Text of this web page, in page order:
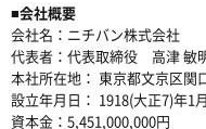
■会社概要
会社名：ニチバン株式会社
代表者：代表取締役 高津 敏
本社所在地： 東京都文京区関
設立年月日： 1918(大正7)年1月
資本金：5,451,000,000円